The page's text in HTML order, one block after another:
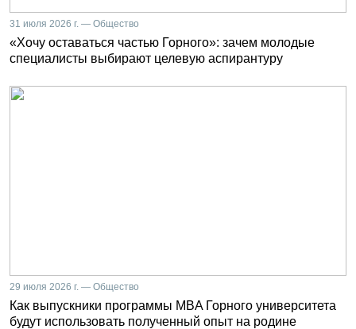
31 июля 2026 г. — Общество
«Хочу оставаться частью Горного»: зачем молодые
специалисты выбирают целевую аспирантуру
29 июля 2026 г. — Общество
Как выпускники программы MBA Горного университета
будут использовать полученный опыт на родине